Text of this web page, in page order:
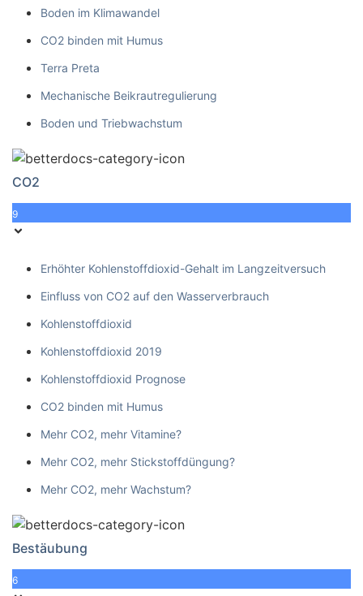
Boden im Klimawandel
CO2 binden mit Humus
Terra Preta
Mechanische Beikrautregulierung
Boden und Triebwachstum
CO2
9
Erhöhter Kohlenstoffdioxid-Gehalt im Langzeitversuch
Einfluss von CO2 auf den Wasserverbrauch
Kohlenstoffdioxid
Kohlenstoffdioxid 2019
Kohlenstoffdioxid Prognose
CO2 binden mit Humus
Mehr CO2, mehr Vitamine?
Mehr CO2, mehr Stickstoffdüngung?
Mehr CO2, mehr Wachstum?
Bestäubung
6